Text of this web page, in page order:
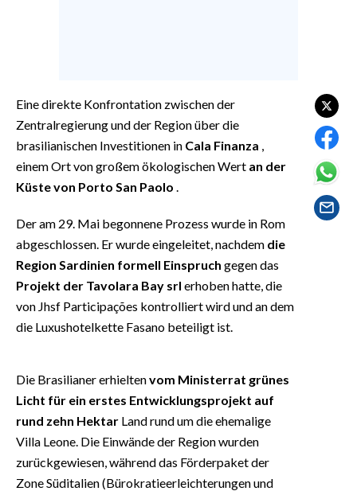
FOTO
VIDEO
INFO AZIENDE
NECROLOGI
PUBBLICITÀ
SPIAGGE
STORE
Eine direkte Konfrontation zwischen der
Zentralregierung und der Region über die
brasilianischen Investitionen in Cala Finanza
einem Ort von großem ökologischen Wert an der
Küste von Porto San Paolo
Der am 29. Mai begonnene Prozess wurde in Rom
abgeschlossen. Er wurde eingeleitet, nachdem die
Region Sardinien formell Einspruch gegen das
Projekt der Tavolara Bay srl erhoben hatte, die
von Jhsf Participações kontrolliert wird und an dem
die Luxushotelkette Fasano beteiligt ist.
Die Brasilianer erhieltenvom Ministerrat grünes
Licht für ein erstes Entwicklungsprojekt auf
rund zehn Hektar Land rund um die ehemalige
Villa Leone. Die Einwände der Region wurden
zurückgewiesen, während das Förderpaket der
Zone Süditalien (Bürokratieerleichterungen und